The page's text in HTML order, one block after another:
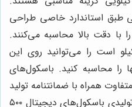
دیجیتال ۵۰۰ کیلویی طبق استاندارد خاصی طراحی
با دقت بالا محاسبه می‌کنند.
که وزن آنها تا ۵۰۰ کیلو است را می‌توانید روی این
را محاسبه کنید. باسکول‌های
متفاوت همراه با ضمانتنامه تولید
می‌کنند. البته برخی از برندهای تولیدی باسکول‌های دیجیتال ۵۰۰